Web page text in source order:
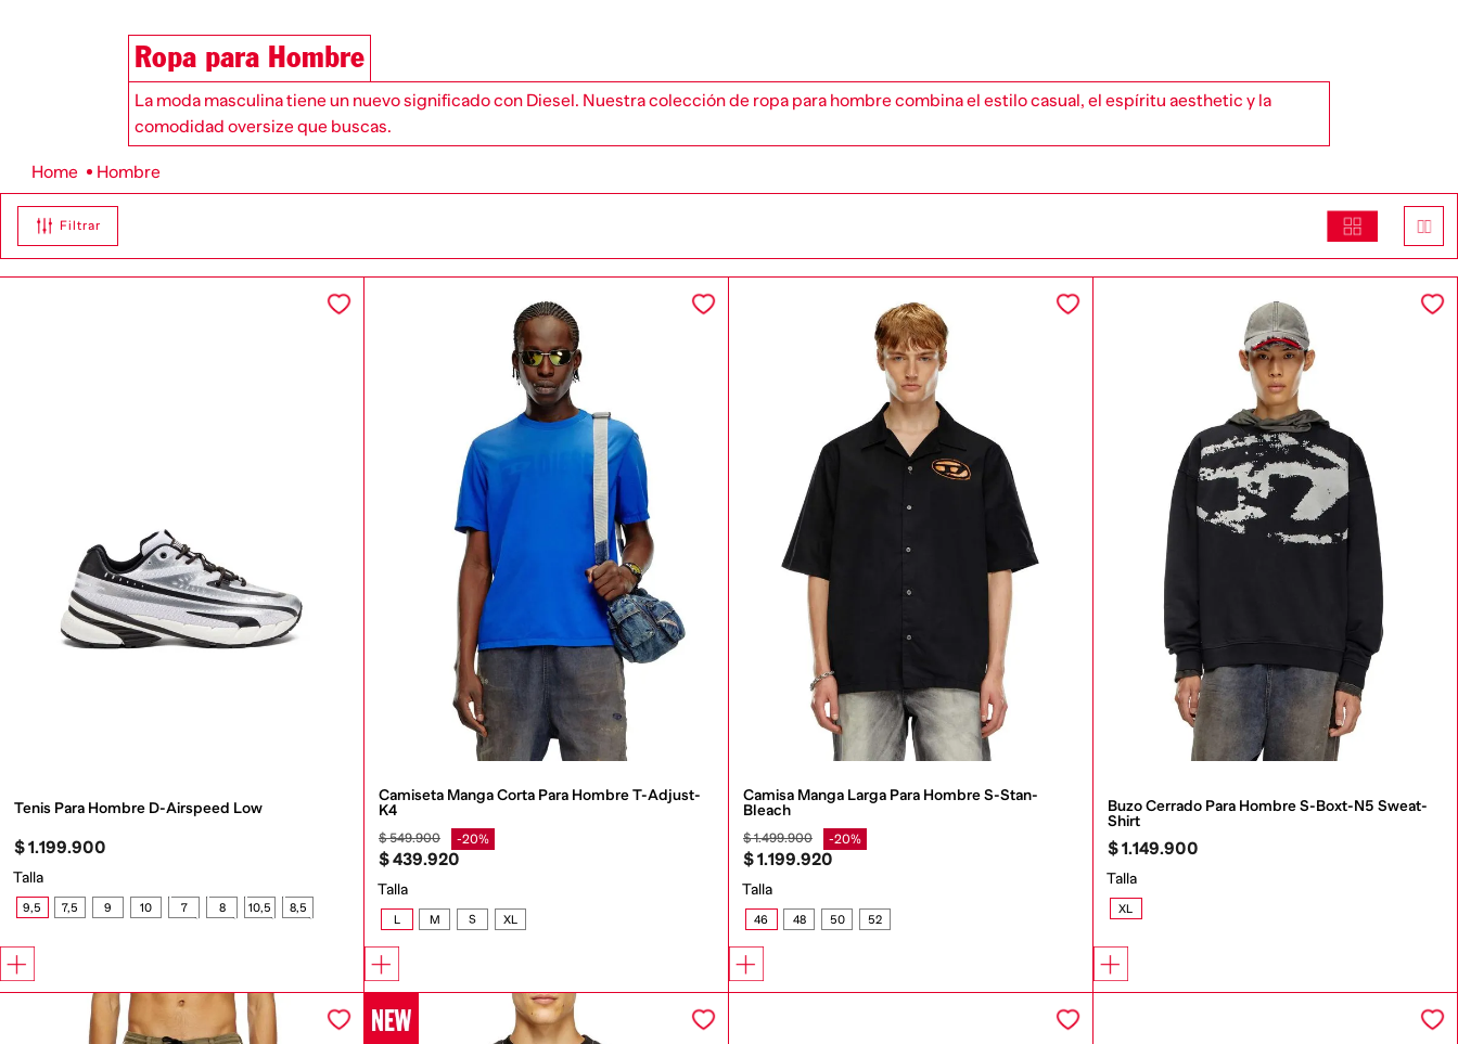
Ropa para Hombre
La moda masculina tiene un nuevo significado con Diesel. Nuestra colección de ropa para hombre combina el estilo casual, el espíritu aesthetic y la
comodidad oversize que buscas.
Hombre
Filtrar
Tenis Para Hombre D-Airspeed Low
$1.199.900
Talla
9,5 7,5 9 10 7 8 10,5 8,5
Camiseta Manga Corta Para Hombre T-Adjust-
K4
$549.900 20%
$439.920
Talla
L M S XL
Camisa Manga Larga Para Hombre S-Stan-
Bleach
$1.499.900 20%
$1.199.920
Talla
46 48 50 52
Buzo Cerrado Para Hombre S-Boxt-N5 Sweat-
Shirt
$1.149.900
Talla
XL